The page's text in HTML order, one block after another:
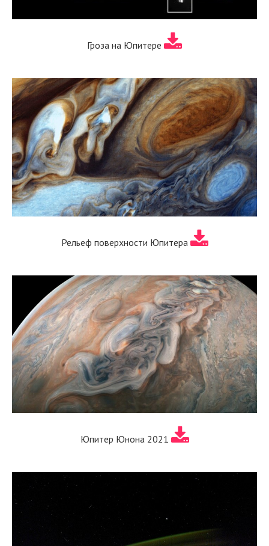
Гроза на Юпитере
Рельеф поверхности Юпитера
Юпитер Юнона 2021